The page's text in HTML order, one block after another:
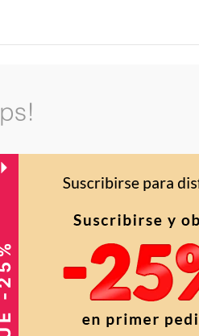
inténtalo de nuevo.
EN APP